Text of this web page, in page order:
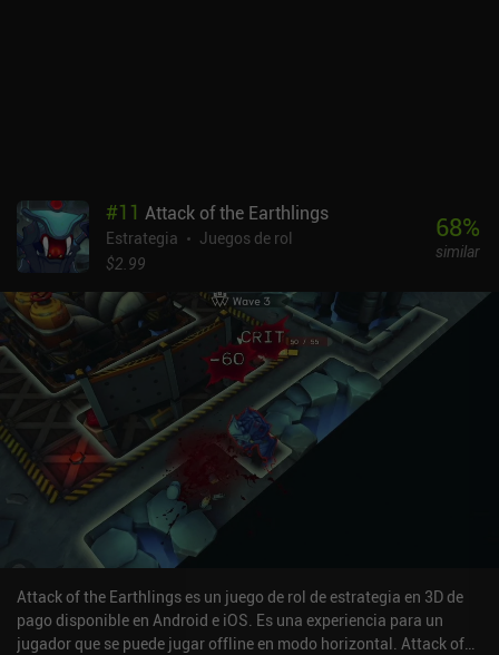
degradan con el paso del tiempo, lo que reduce en gran medida el
grinding. Aparte de eso, no recomiendo comprar oro, ya que es
fácil morir y perder todo lo que hemos acumulado. El juego no
lo más parecido que hay actualmente. Y una vez superada la curva
de aprendizaje inicial, el juego se hace bastante ameno, aunque
ligeramente repetitivo.
#11 Attack of the Earthlings
Estrategia
Juegos de rol
$2.99
68%
similar
Attack of the Earthlings es un juego de rol de estrategia en 3D de
pago disponible en Android e iOS. Es una experiencia para un
jugador que se puede jugar offline en modo horizontal. Attack of